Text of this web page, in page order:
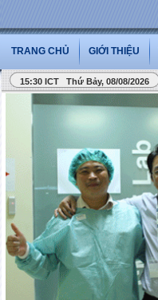
TRANG CHỦ GIỚI THIỆU
15:30 ICT Thứ Bảy, 08/08/2026